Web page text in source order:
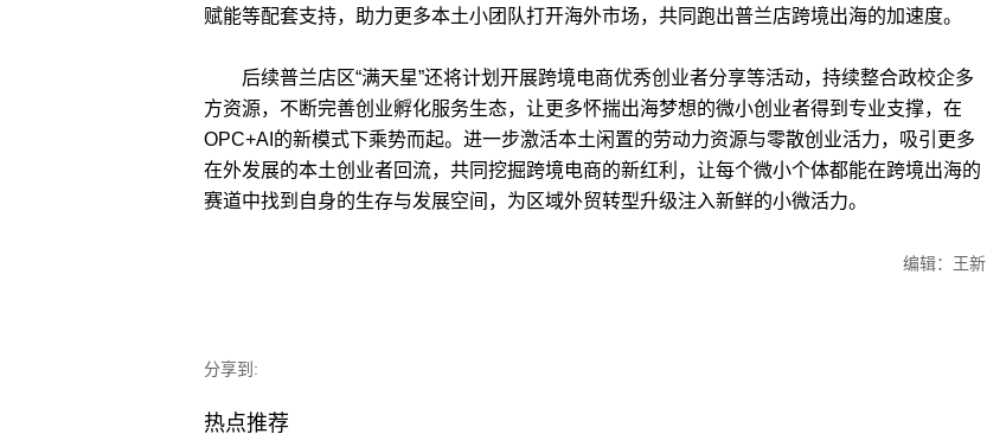
赋能等配套支持，助力更多本土小团队打开海外市场，共同跑出普兰店跨境出海的加速度。
后续普兰店区“满天星”还将计划开展跨境电商优秀创业者分享等活动，持续整合政校企多
方资源，不断完善创业孵化服务生态，让更多怀揣出海梦想的微小创业者得到专业支撑，在
OPC+AI的新模式下乘势而起。进一步激活本土闲置的劳动力资源与零散创业活力，吸引更多
在外发展的本土创业者回流，共同挖掘跨境电商的新红利，让每个微小个体都能在跨境出海的
赛道中找到自身的生存与发展空间，为区域外贸转型升级注入新鲜的小微活力。
编辑：王新
分享到:
热点推荐